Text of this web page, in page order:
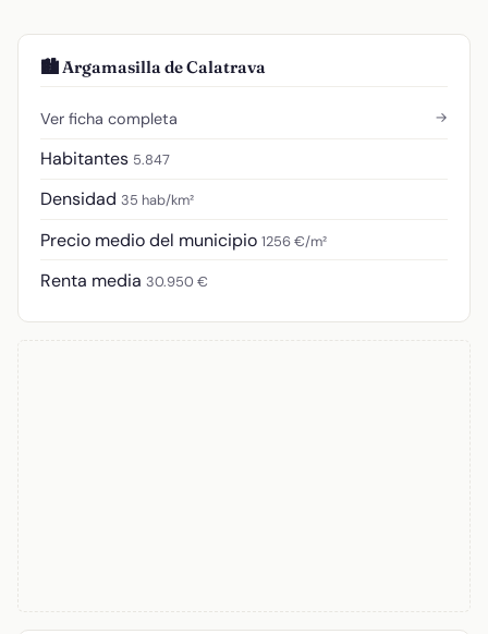
🏙️ Argamasilla de Calatrava
Ver ficha completa →
Habitantes 5.847
Densidad 35 hab/km²
Precio medio del municipio 1256 €/m²
Renta media 30.950 €